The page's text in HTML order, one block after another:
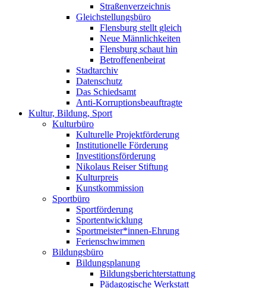
Straßenverzeichnis
Gleichstellungsbüro
Flensburg stellt gleich
Neue Männlichkeiten
Flensburg schaut hin
Betroffenenbeirat
Stadtarchiv
Datenschutz
Das Schiedsamt
Anti-Korruptionsbeauftragte
Kultur, Bildung, Sport
Kulturbüro
Kulturelle Projektförderung
Institutionelle Förderung
Investitionsförderung
Nikolaus Reiser Stiftung
Kulturpreis
Kunstkommission
Sportbüro
Sportförderung
Sportentwicklung
Sportmeister*innen-Ehrung
Ferienschwimmen
Bildungsbüro
Bildungsplanung
Bildungsberichterstattung
Pädagogische Werkstatt